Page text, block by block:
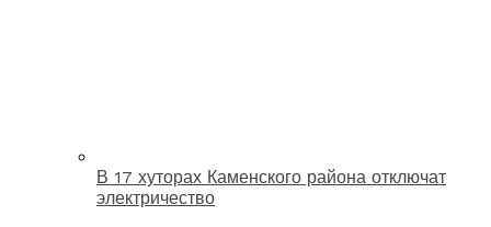
В 17 хуторах Каменского района отключат
электричество